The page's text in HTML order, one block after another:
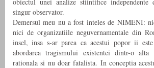
singur observator.
Demersul meu nu a fost inteles de NIMENI:
nici de organizatiile neguvernamentale din
insel, insa s-ar parea ca acestui popor ii
abordarea tragismului existentei dintr-o alta
rationala si nu doar fatalista. In conceptia